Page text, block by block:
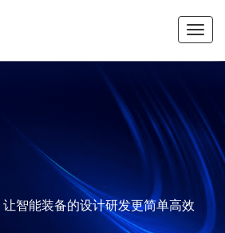
智能装备的设计研发更简单高效